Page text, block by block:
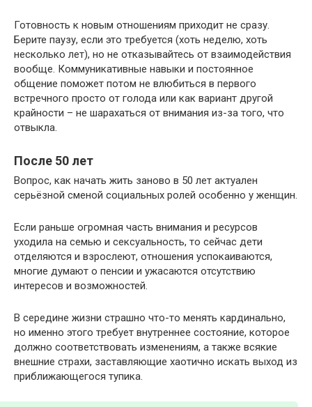
Готовность к новым отношениям приходит не сразу.
Берите паузу, если это требуется (хоть неделю, хоть
несколько лет), но не отказывайтесь от взаимодействия
вообще. Коммуникативные навыки и постоянное
общение поможет потом не влюбиться в первого
встречного просто от голода или как вариант другой
крайности – не шарахаться от внимания из-за того, что
отвыкла.
После 50 лет
Вопрос, как начать жить заново в 50 лет актуален
серьёзной сменой социальных ролей особенно у женщин.
Если раньше огромная часть внимания и ресурсов
уходила на семью и сексуальность, то сейчас дети
отделяются и взрослеют, отношения успокаиваются,
многие думают о пенсии и ужасаются отсутствию
интересов и возможностей.
В середине жизни страшно что-то менять кардинально,
но именно этого требует внутреннее состояние, которое
должно соответствовать изменениям, а также всякие
внешние страхи, заставляющие хаотично искать выход из
приближающегося тупика.